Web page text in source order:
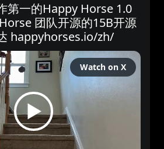
第一的Happy Horse 1.0
团队开源的15B开源
happyhorses.io/zh/
Watch on X